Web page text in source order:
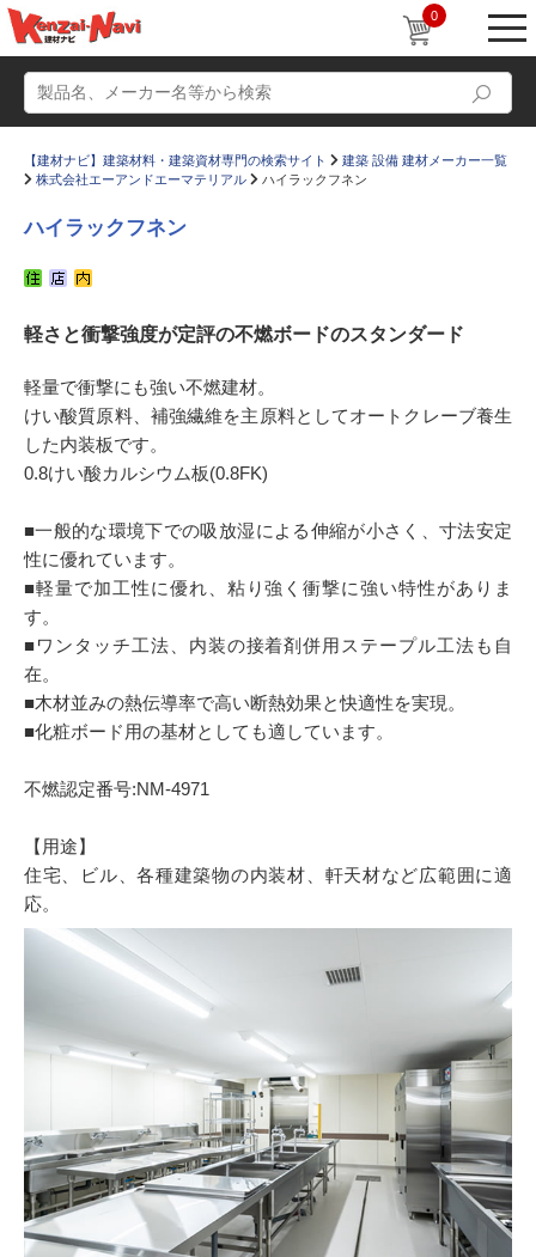
0
かたなび コラム
すまいリング
Q＆A 販売・施工代理店募集
お気に入り
【建材ナビ】建築材料・建築資材専門の検索サイト
建築 設備 建材メーカー一覧
株式会社エーアンドエーマテリアル
ハイラックフネン
ハイラックフネン
軽さと衝撃強度が定評の不燃ボードのスタンダード
軽量で衝撃にも強い不燃建材。
けい酸質原料、補強繊維を主原料としてオートクレーブ養生
した内装板です。
0.8けい酸カルシウム板(0.8FK)
■一般的な環境下での吸放湿による伸縮が小さく、寸法安定
性に優れています。
■軽量で加工性に優れ、粘り強く衝撃に強い特性がありま
す。
■ワンタッチ工法、内装の接着剤併用ステープル工法も自
在。
■木材並みの熱伝導率で高い断熱効果と快適性を実現。
■化粧ボード用の基材としても適しています。
不燃認定番号:NM-4971
【用途】
住宅、ビル、各種建築物の内装材、軒天材など広範囲に適
応。